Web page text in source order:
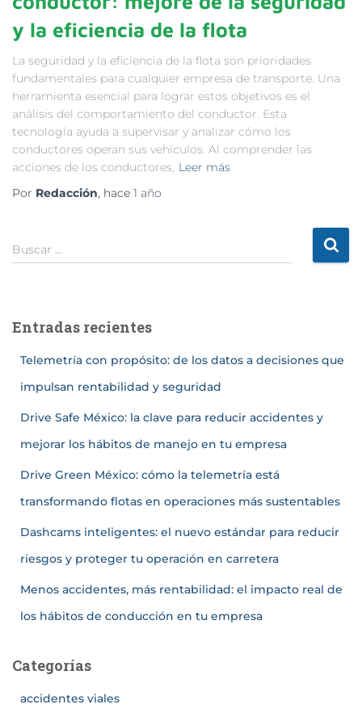
y la eficiencia de la flota
La seguridad y la eficiencia de la flota son prioridades
fundamentales para cualquier empresa de transporte. Una
herramienta esencial para lograr estos objetivos es el
análisis del comportamiento del conductor. Esta
tecnología ayuda a supervisar y analizar cómo los
conductores operan sus vehículos. Al comprender las
acciones de los conductores, Leer más
Por Redacción, hace 1 año
Buscar …
Entradas recientes
Telemetría con propósito: de los datos a decisiones que
impulsan rentabilidad y seguridad
Drive Safe México: la clave para reducir accidentes y
mejorar los hábitos de manejo en tu empresa
Drive Green México: cómo la telemetría está
transformando flotas en operaciones más sustentables
Dashcams inteligentes: el nuevo estándar para reducir
riesgos y proteger tu operación en carretera
Menos accidentes, más rentabilidad: el impacto real de
los hábitos de conducción en tu empresa
Categorías
accidentes viales